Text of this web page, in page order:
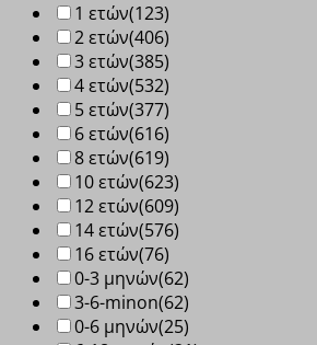
1 ετών(123)
2 ετών(406)
3 ετών(385)
4 ετών(532)
5 ετών(377)
6 ετών(616)
8 ετών(619)
10 ετών(623)
12 ετών(609)
14 ετών(576)
16 ετών(76)
0-3 μηνών(62)
3-6-minon(62)
0-6 μηνών(25)